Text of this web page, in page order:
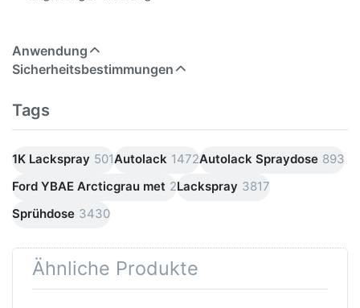
Anwendung
Sicherheitsbestimmungen
Tags
1K Lackspray 501Autolack 1472Autolack Spraydose 893
Ford YBAE Arcticgrau met 2Lackspray 3817
Sprühdose 3430
Ähnliche Produkte